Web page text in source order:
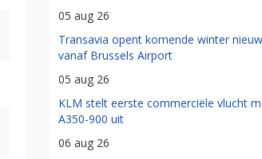
05 aug 26
Transavia opent komende winter
vanaf Brussels Airport
05 aug 26
KLM stelt eerste commerciële vlucht
A350-900 uit
06 aug 26